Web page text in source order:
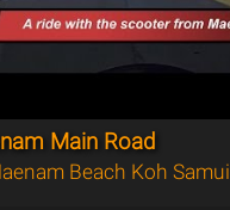
Main Road
Beach Koh Samui